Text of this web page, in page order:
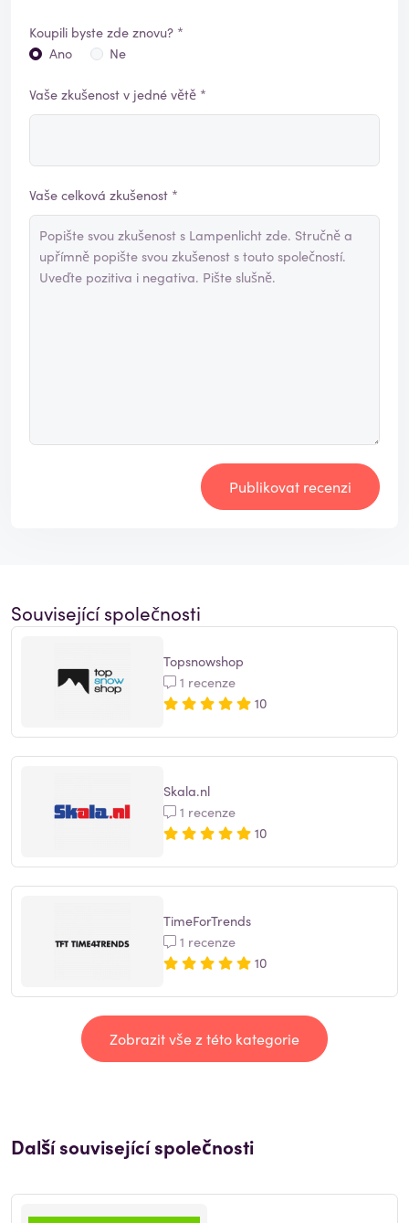
Koupili byste zde znovu? *
Ano
Ne
Vaše zkušenost v jedné větě *
Vaše celková zkušenost *
Publikovat recenzi
Související společnosti
Topsnowshop
1 recenze
10
Skala.nl
1 recenze
10
TimeForTrends
1 recenze
10
Zobrazit vše z této kategorie
Další související společnosti